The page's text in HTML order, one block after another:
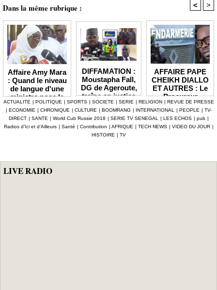
Dans la même rubrique : < >
Affaire Amy Mara
: Quand le niveau
de langue d'une
ministre pose la
question de la
compétence et de
la crédibilité de
l'État
DIFFAMATION :
Moustapha Fall,
DG de Ageroute,
traîne en justice
l’ex DRH Cheikh
Amet Tidiane
Thiam
AFFAIRE PAPE
CHEIKH DIALLO
ET AUTRES : Le
Procureur
interjette appel et
maintient en
prison ceux qui
ont été placés
ACTUALITE | POLITIQUE | SPORTS | SOCIETE | SERIE | RELIGION | REVUE DE PRESSE
| ECONOMIE | CHRONIQUE | CULTURE | BOOMRANG | INTERNATIONAL | PEOPLE | TV-
DIRECT | SANTE | World Cub Russie 2018 | SERIE TV SENEGAL | LES ECHOS | pub |
Radios d’Ici et d’Ailleurs | Santé | Contribution | AFRIQUE | TECH NEWS | VIDEO DU JOUR |
HISTOIRE | TV
LIVE RADIO